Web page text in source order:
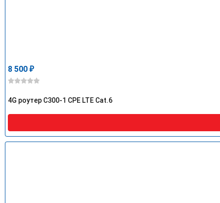
8 500 ₽
4G роутер C300-1 CPE LTE Cat.6